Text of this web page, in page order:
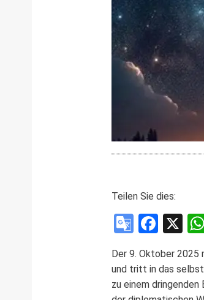
Teilen Sie dies:
Google
X
Der 9. Oktober 2025
und tritt in das
zu einem